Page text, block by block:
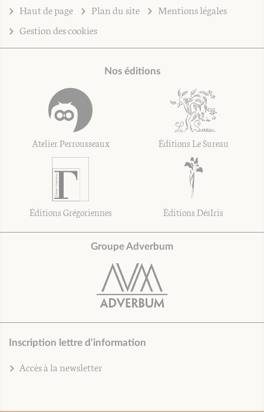
Haut de page Plan du site
Mentions légales
Gestion des cookies
Nos éditions
Atelier Perrousseaux Éditions Le Sureau
Éditions Grégoriennes Éditions DésIris
Groupe Adverbum
Inscription lettre d'information
Accès à la newsletter